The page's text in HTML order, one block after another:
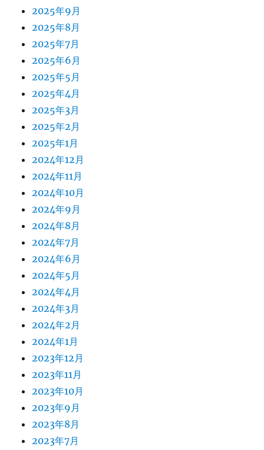
2025年9月
2025年8月
2025年7月
2025年6月
2025年5月
2025年4月
2025年3月
2025年2月
2025年1月
2024年12月
2024年11月
2024年10月
2024年9月
2024年8月
2024年7月
2024年6月
2024年5月
2024年4月
2024年3月
2024年2月
2024年1月
2023年12月
2023年11月
2023年10月
2023年9月
2023年8月
2023年7月